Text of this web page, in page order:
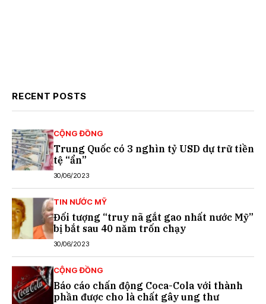
RECENT POSTS
CỘNG ĐỒNG
Trung Quốc có 3 nghìn tỷ USD dự trữ tiền
tệ “ẩn”
30/06/2023
TIN NƯỚC MỸ
Đối tượng “truy nã gắt gao nhất nước Mỹ”
bị bắt sau 40 năm trốn chạy
30/06/2023
CỘNG ĐỒNG
Báo cáo chấn động Coca-Cola với thành
phần được cho là chất gây ung thư